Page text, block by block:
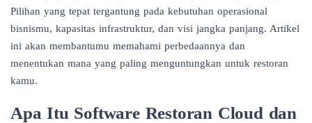
Pilihan yang tepat tergantung pada kebutuhan operasional
bisnismu, kapasitas infrastruktur, dan visi jangka panjang. Artikel
ini akan membantumu memahami perbedaannya dan
menentukan mana yang paling menguntungkan untuk restoran
kamu.
Apa Itu Software Restoran Cloud dan